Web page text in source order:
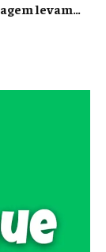
levam
Campos